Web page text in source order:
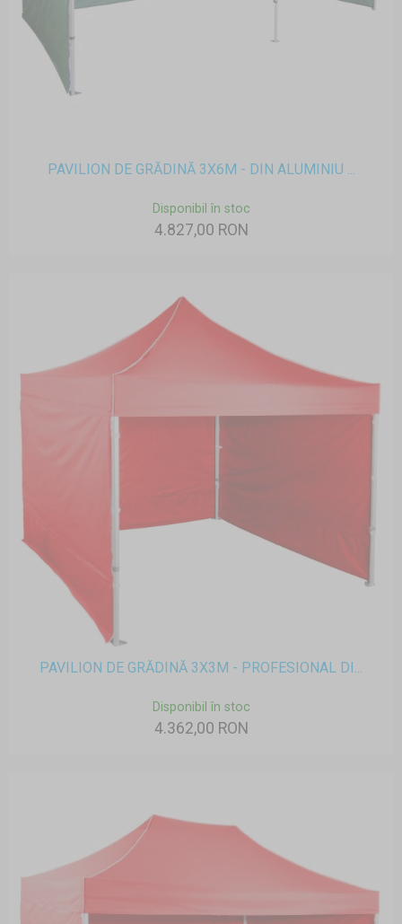
PAVILION DE GRĂDINĂ 3X6M - DIN ALUMINIU ...
Disponibil în stoc
4.827,00 RON
PAVILION DE GRĂDINĂ 3X3M - PROFESIONAL DI...
Disponibil în stoc
4.362,00 RON